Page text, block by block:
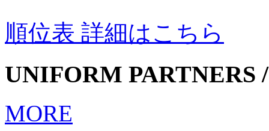
順位表 詳細はこちら
UNIFORM PARTNERS
MORE